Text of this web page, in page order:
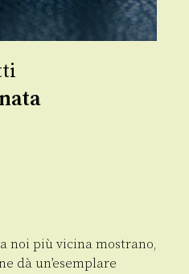
noi più vicina mostrano,
dà un’esemplare